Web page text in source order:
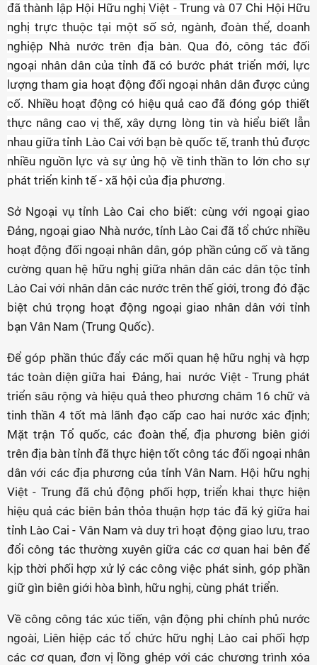
đã thành lập Hội Hữu nghị Việt - Trung và 07 Chi Hội Hữu
nghị trực thuộc tại một số sở, ngành, đoàn thể, doanh
nghiệp Nhà nước trên địa bàn. Qua đó, công tác đối
ngoại nhân dân của tỉnh đã có bước phát triển mới, lực
lượng tham gia hoạt động đối ngoại nhân dân được củng
cố. Nhiều hoạt động có hiệu quả cao đã đóng góp thiết
thực nâng cao vị thế, xây dựng lòng tin và hiểu biết lẫn
nhau giữa tỉnh Lào Cai với bạn bè quốc tế, tranh thủ được
nhiều nguồn lực và sự ủng hộ về tinh thần to lớn cho sự
phát triển kinh tế - xã hội của địa phương.
Sở Ngoại vụ tỉnh Lào Cai cho biết: cùng với ngoại giao
Đảng, ngoại giao Nhà nước, tỉnh Lào Cai đã tổ chức nhiều
hoạt động đối ngoại nhân dân, góp phần củng cố và tăng
cường quan hệ hữu nghị giữa nhân dân các dân tộc tỉnh
Lào Cai với nhân dân các nước trên thế giới, trong đó đặc
biệt chú trọng hoạt động ngoại giao nhân dân với tỉnh
bạn Vân Nam (Trung Quốc).
Để góp phần thúc đẩy các mối quan hệ hữu nghị và hợp
tác toàn diện giữa hai Đảng, hai nước Việt - Trung phát
triển sâu rộng và hiệu quả theo phương châm 16 chữ và
tinh thần 4 tốt mà lãnh đạo cấp cao hai nước xác định;
Mặt trận Tổ quốc, các đoàn thể, địa phương biên giới
trên địa bàn tỉnh đã thực hiện tốt công tác đối ngoại nhân
dân với các địa phương của tỉnh Vân Nam. Hội hữu nghị
Việt - Trung đã chủ động phối hợp, triển khai thực hiện
hiệu quả các biên bản thỏa thuận hợp tác đã ký giữa hai
tỉnh Lào Cai - Vân Nam và duy trì hoạt động giao lưu, trao
đổi công tác thường xuyên giữa các cơ quan hai bên để
kịp thời phối hợp xử lý các công việc phát sinh, góp phần
giữ gìn biên giới hòa bình, hữu nghị, cùng phát triển.
Về công công tác xúc tiến, vận động phi chính phủ nước
ngoài, Liên hiệp các tổ chức hữu nghị Lào cai phối hợp
các cơ quan, đơn vị lồng ghép với các chương trình xóa